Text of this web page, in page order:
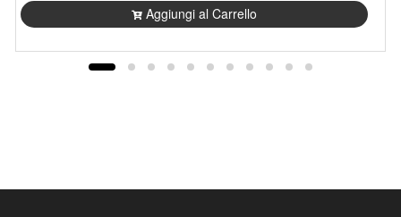
Aggiungi al Carrello